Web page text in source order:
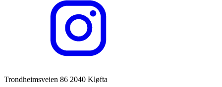
Trondheimsveien 86 2040 Kløfta